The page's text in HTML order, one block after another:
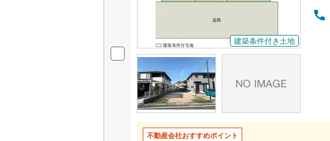
建築条件付き土地
不動産会社おすすめポイント